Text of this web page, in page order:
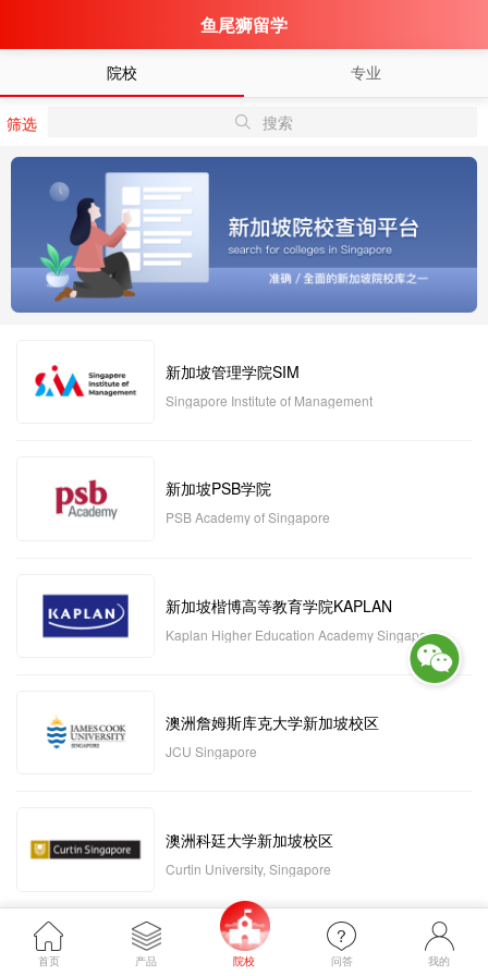
鱼尾狮留学
院校 专业
筛选 搜索
新加坡管理学院SIM
Singapore Institute of Management
新加坡PSB学院
PSB Academy of Singapore
新加坡楷博高等教育学院KAPLAN
Kaplan Higher Education Academy Singapore
澳洲詹姆斯库克大学新加坡校区
JCU Singapore
澳洲科廷大学新加坡校区
Curtin University, Singapore
新加坡管理发展学院MDIS
首页 产品 院校 问答 我的